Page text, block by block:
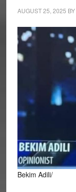
AUGUST 25, 2025 BY
Bekim Adili/